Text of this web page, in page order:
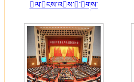
ལ་ངས་འས་་གས་